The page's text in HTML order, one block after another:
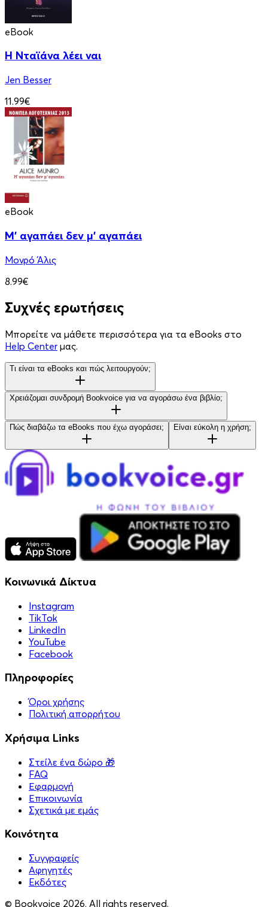
eBook
Η Νταϊάνα λέει ναι
Jen Besser
11.99€
eBook
Μ' αγαπάει δεν μ' αγαπάει
Μονρό Άλις
8.99€
Συχνές ερωτήσεις
Μπορείτε να μάθετε περισσότερα για τα eBooks στο
Help Center μας.
Τι είναι τα eBooks και πώς λειτουργούν;
Χρειάζομαι συνδρομή Bookvoice για να αγοράσω ένα βιβλίο;
Πώς διαβάζω τα eBooks που έχω αγοράσει; Είναι εύκολη η χρήση;
Κοινωνικά Δίκτυα
Instagram
TikTok
LinkedIn
YouTube
Facebook
Πληροφορίες
Όροι χρήσης
Πολιτική απορρήτου
Χρήσιμα Links
Στείλε ένα δώρο 🎁
FAQ
Εφαρμογή
Επικοινωνία
Σχετικά με εμάς
Κοινότητα
Συγγραφείς
Αφηγητές
Eκδότες
© Bookvoice 2026. All rights reserved.